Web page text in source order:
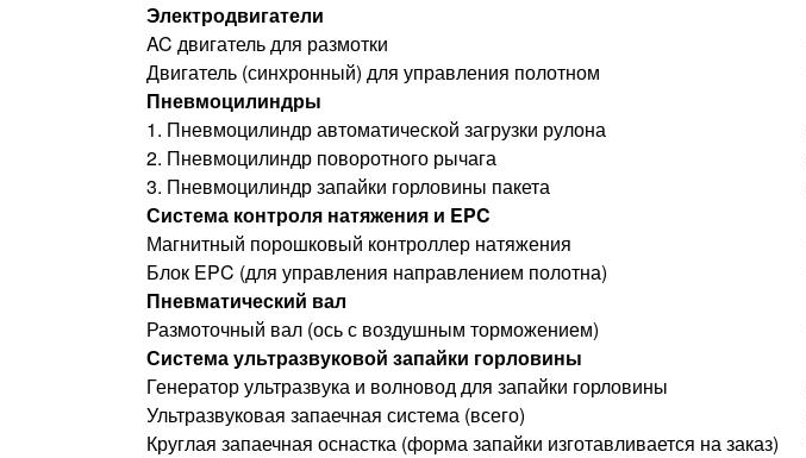
Электродвигатели
AC двигатель для размотки
Двигатель (синхронный) для управления полотном
Пневмоцилиндры
1. Пневмоцилиндр автоматической загрузки рулона
2. Пневмоцилиндр поворотного рычага
3. Пневмоцилиндр запайки горловины пакета
Система контроля натяжения и EPC
Магнитный порошковый контроллер натяжения
Блок EPC (для управления направлением полотна)
Пневматический вал
Размоточный вал (ось с воздушным торможением)
Система ультразвуковой запайки горловины
Генератор ультразвука и волновод для запайки горловины
Ультразвуковая запаечная система (всего)
Круглая запаечная оснастка (форма запайки изготавливается на заказ)